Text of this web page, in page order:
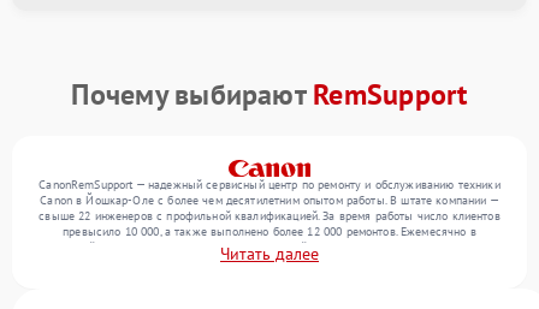
Почему выбираютRemSupport
CanonRemSupport — надежный сервисный центр по ремонту и обслуживанию техники
Canon в Йошкар-Оле с более чем десятилетним опытом работы. В штате компании —
свыше 22 инженеров с профильной квалификацией. За время работы число клиентов
превысило 10 000, а также выполнено более 12 000 ремонтов. Ежемесячно в
сервисный центр поступает более 300 обращений, включая , , оргтехнику. Мы беремся
за задачи любой сложности и гарантируем высокое качество обслуживания
Читать далее